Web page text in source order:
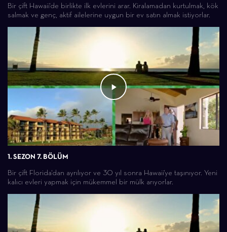
Bir çift Hawaii'de birlikte ilk evlerini arar. Kiralamadan kurtulmak, kök
salmak ve genç, aktif ailelerine uygun bir ev satın almak istiyorlar.
1. SEZON 7. BÖLÜM
Bir çift Florida'dan ayrılıyor ve 30 yıl sonra Hawaii'ye taşınıyor. Yeni
kalıcı evleri yapmak için mükemmel bir mülk arıyorlar.